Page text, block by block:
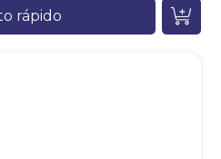
rápido